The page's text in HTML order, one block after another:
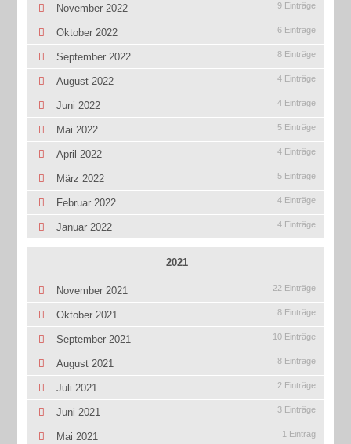
November 2022 9 Einträge
Oktober 2022 6 Einträge
September 2022 8 Einträge
August 2022 4 Einträge
Juni 2022 4 Einträge
Mai 2022 5 Einträge
April 2022 4 Einträge
März 2022 5 Einträge
Februar 2022 4 Einträge
Januar 2022 4 Einträge
2021
November 2021 22 Einträge
Oktober 2021 8 Einträge
September 2021 10 Einträge
August 2021 8 Einträge
Juli 2021 2 Einträge
Juni 2021 3 Einträge
Mai 2021 1 Eintrag